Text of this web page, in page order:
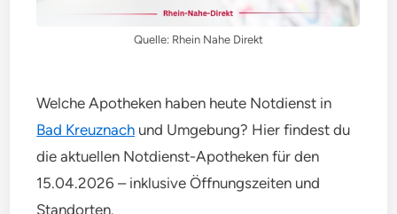
Quelle: Rhein Nahe Direkt
Welche Apotheken haben heute Notdienst in
Bad Kreuznach und Umgebung? Hier findest du
die aktuellen Notdienst-Apotheken für den
15.04.2026 – inklusive Öffnungszeiten und
Standorten.